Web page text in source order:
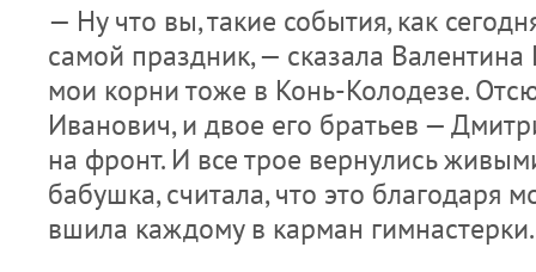
— Ну что вы, такие события, как
самой праздник, — сказала
мои корни тоже в Конь-Колодезе.
Иванович, и двое его братьев —
на фронт. И все трое вернулись
бабушка, считала, что это благодаря
вшила каждому в карман гимнастерки.